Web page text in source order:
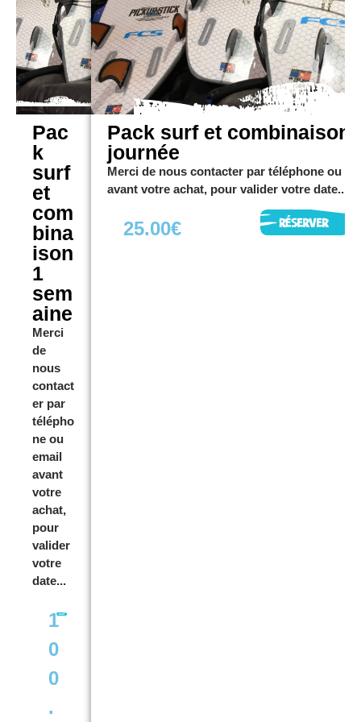
votre
date...
2
5
.
0
€
Pac
k
surf
et
com
bina
ison
1
sem
aine
Merci
de
nous
contact
er par
télépho
ne ou
email
avant
votre
achat,
pour
valider
votre
date...
1
0
0
.
Pack surf et combinaison
journée
Merci de nous contacter par téléphone ou
avant votre achat, pour valider votre date...
25.00€